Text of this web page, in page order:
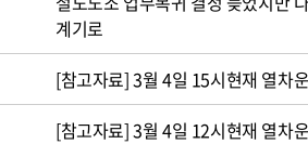
계기로
[참고자료] 3월 4일 15시현재 열차
[참고자료] 3월 4일 12시현재 열차